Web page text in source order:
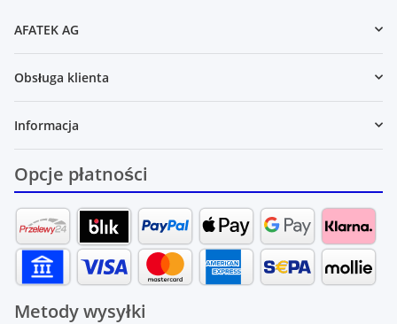
AFATEK AG
Obsługa klienta
Informacja
Opcje płatności
Metody wysyłki